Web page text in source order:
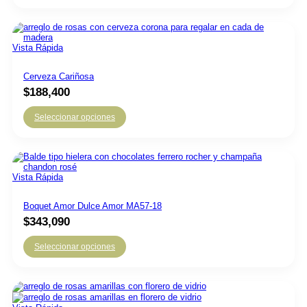
Vista Rápida
Cerveza Cariñosa
$188,400
Seleccionar opciones
Vista Rápida
Boquet Amor Dulce Amor MA57-18
$343,090
Seleccionar opciones